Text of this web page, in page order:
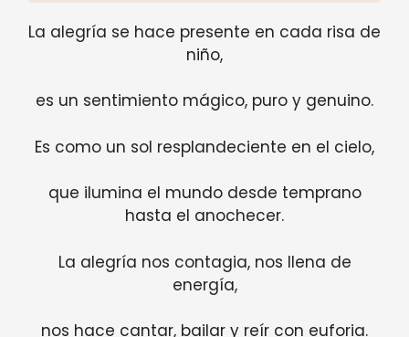
La alegría se hace presente en cada risa de
niño,
es un sentimiento mágico, puro y genuino.
Es como un sol resplandeciente en el cielo,
que ilumina el mundo desde temprano
hasta el anochecer.
La alegría nos contagia, nos llena de
energía,
nos hace cantar, bailar y reír con euforia.